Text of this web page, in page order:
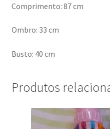
Comprimento: 87 cm
Ombro: 33 cm
Busto: 40 cm
Produtos